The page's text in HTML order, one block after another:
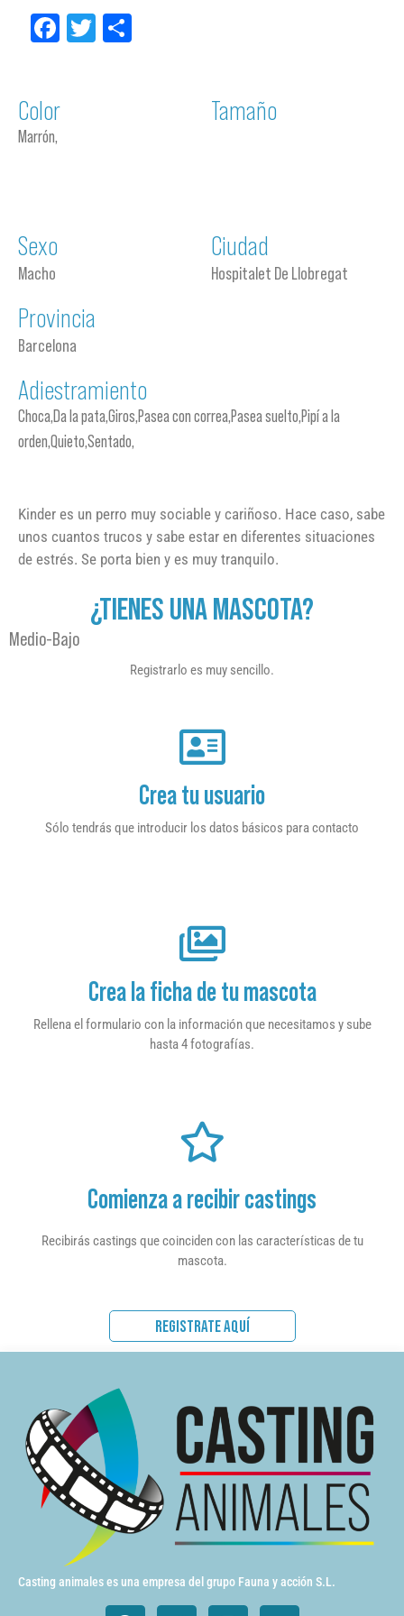
Facebook
Twitter
Color
Marrón,
Tamaño
Sexo
Macho
Ciudad
Hospitalet De Llobregat
Provincia
Barcelona
Adiestramiento
Choca,Da la pata,Giros,Pasea con correa,Pasea suelto,Pipí a la
orden,Quieto,Sentado,
Kinder es un perro muy sociable y cariñoso. Hace caso, sabe
unos cuantos trucos y sabe estar en diferentes situaciones
de estrés. Se porta bien y es muy tranquilo.
¿TIENES UNA MASCOTA?
Medio-Bajo
Registrarlo es muy sencillo.
Crea tu usuario
Sólo tendrás que introducir los datos básicos para contacto
Crea la ficha de tu mascota
Rellena el formulario con la información que necesitamos y sube
hasta 4 fotografías.
Comienza a recibir castings
Recibirás castings que coinciden con las características de tu
mascota.
REGISTRATE AQUÍ
Casting animales es una empresa del grupo Fauna y acción S.L.